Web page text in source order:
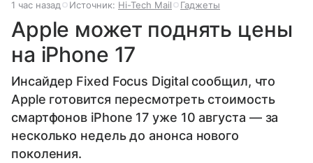
1 час назад Источник: Hi-Tech Mail Гаджеты
Apple может поднять цены
на iPhone 17
Инсайдер Fixed Focus Digital сообщил, что
Apple готовится пересмотреть стоимость
смартфонов iPhone 17 уже 10 августа — за
несколько недель до анонса нового
поколения.